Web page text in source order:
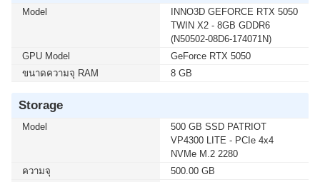
เมื่อซื้อพร้อมคอมเซ็ต ลดทันที 600 บาท จากปกติ 4,890
บาท เหลือเพียง 4,290 บาท UPS SYNDOME (ECO II
1500 LCD) 1500VA/900WATT (1 เซ็ต ต่อ 1 อัน) สนใจโปร
โมชั่นนี้ ติดต่อ 02-017-4444
Model
INNO3D GEFORCE RTX 5050
TWIN X2 - 8GB GDDR6
(N50502-08D6-174071N)
GPU Model
GeForce RTX 5050
ขนาดความจุ RAM
8 GB
Storage
Model
500 GB SSD PATRIOT
VP4300 LITE - PCIe 4x4
NVMe M.2 2280
ความจุ
500.00 GB